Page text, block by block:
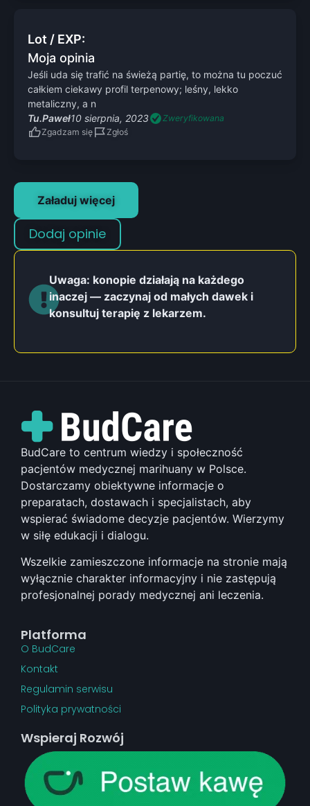
Lot / EXP:
Moja opinia
Jeśli uda się trafić na świeżą partię, to można tu poczuć
całkiem ciekawy profil terpenowy; leśny, lekko
metaliczny, a n
Tu.Paweł10 sierpnia, 2023
Zweryfikowana
Zgadzam się
Zgłoś
Załaduj więcej
Dodaj opinie
Uwaga: konopie działają na każdego
inaczej — zaczynaj od małych dawek i
konsultuj terapię z lekarzem.
BudCare to centrum wiedzy i społeczność
pacjentów medycznej marihuany w Polsce.
Dostarczamy obiektywne informacje o
preparatach, dostawach i specjalistach, aby
wspierać świadome decyzje pacjentów. Wierzymy
w siłę edukacji i dialogu.
Wszelkie zamieszczone informacje na stronie mają
wyłącznie charakter informacyjny i nie zastępują
profesjonalnej porady medycznej ani leczenia.
Platforma
O BudCare
Kontakt
Regulamin serwisu
Polityka prywatności
Wspieraj Rozwój